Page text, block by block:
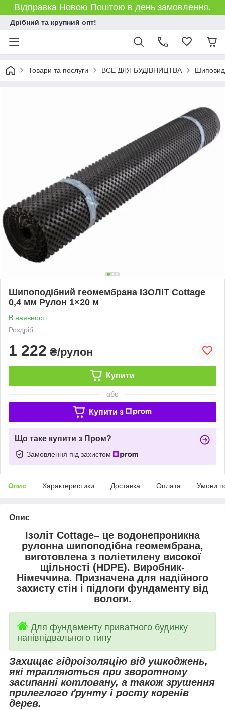
Відправка Новою Поштою в день замовлення.
Дрібний та крупний опт!
Товари та послуги ВСЕ ДЛЯ БУДІВНИЦТВА
Шипоподібний геомембрана ІЗОЛІТ Cottage
0,4 мм Рулон 1×20 м
В наявності
Роздріб
1 222 ₴/рулон
Купити
або
Купити з
Що таке купити з Пром?
Замовлення під захистом
Опис Характеристики Доставка Оплата Умови
Опис
Ізоліт Cottage– це водонепроникна
рулонна шипоподібна геомембрана,
виготовлена з поліетилену високої
щільності (HDPE). Виробник-
Німеччина. Призначена для надійного
захисту стін і підлоги фундаменту від
вологи.
Для фундаменту приватного будинку
напівпідвального типу
Захищає гідроізоляцію від ушкоджень,
які трапляються при зворотному
засипанні котловану, а також зрушення
прилеглого ґрунту і росту коренів
дерев.